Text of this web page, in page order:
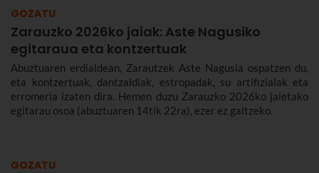
GOZATU
Zarauzko 2026ko jaiak: Aste Nagusiko
egitaraua eta kontzertuak
Abuztuaren erdialdean, Zarautzek Aste Nagusia ospatzen du,
eta kontzertuak, dantzaldiak, estropadak, su artifizialak eta
erromeria izaten dira. Hemen duzu Zarauzko 2026ko jaietako
egitarau osoa (abuztuaren 14tik 22ra), ezer ez galtzeko.
GOZATU